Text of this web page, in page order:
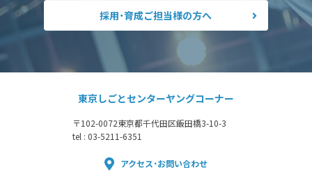
採用・育成ご担当様の方へ
東京しごとセンターヤングコーナー
〒102-0072東京都千代田区飯田橋3-10-3
tel : 03-5211-6351
アクセス・お問い合わせ